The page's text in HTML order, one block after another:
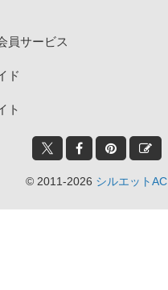
員サービス
ド
ト
© 2011-2026 シルエットAC